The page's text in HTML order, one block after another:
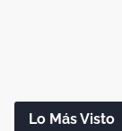
Lo Más Visto